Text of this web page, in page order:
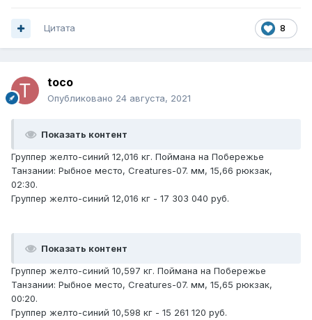
8
Цитата
toco
Опубликовано 24 августа, 2021
Показать контент
Группер желто-синий 12,016 кг. Поймана на Побережье
Танзании: Рыбное место, Creatures-07. мм, 15,66 рюкзак,
02:30.
Группер желто-синий 12,016 кг - 17 303 040 руб.
Показать контент
Группер желто-синий 10,597 кг. Поймана на Побережье
Танзании: Рыбное место, Creatures-07. мм, 15,65 рюкзак,
00:20.
Группер желто-синий 10,598 кг - 15 261 120 руб.